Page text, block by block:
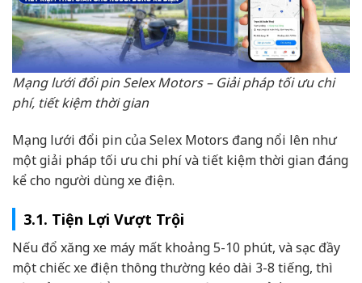
Mạng lưới đổi pin Selex Motors – Giải pháp tối ưu chi
phí, tiết kiệm thời gian
Mạng lưới đổi pin của Selex Motors đang nổi lên như
một giải pháp tối ưu chi phí và tiết kiệm thời gian đáng
kể cho người dùng xe điện.
3.1. Tiện Lợi Vượt Trội
Nếu đổ xăng xe máy mất khoảng 5-10 phút, và sạc đầy
một chiếc xe điện thông thường kéo dài 3-8 tiếng, thì